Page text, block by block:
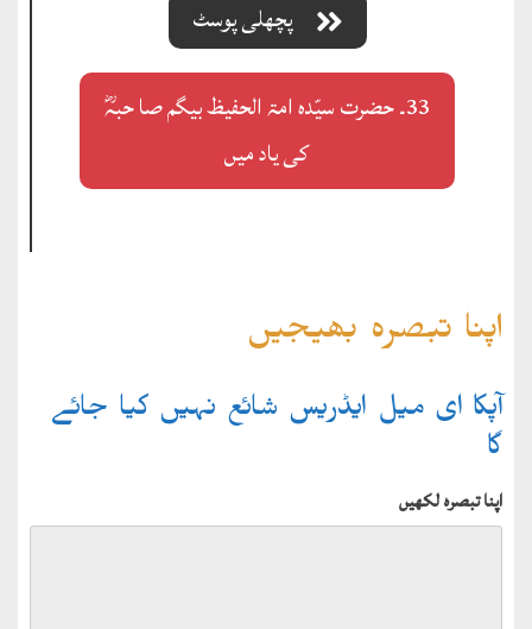
پچھلی پوسٹ
33۔ حضرت سیّدہ امۃ الحفیظ بیگم صا حبہؓ
کی یاد میں
اپنا تبصرہ بھیجیں
آپکا ای میل ایڈریس شائع نہیں کیا جائے
گا
اپنا تبصرہ لکھیں